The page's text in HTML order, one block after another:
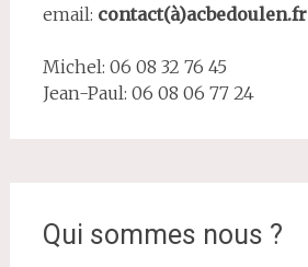
email: contact(à)acbedoulen.fr
Michel: 06 08 32 76 45
Jean-Paul: 06 08 06 77 24
Qui sommes nous ?